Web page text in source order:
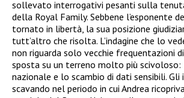
sollevato interrogativi pesanti sulla
della Royal Family. Sebbene l’esponente
tornato in libertà, la sua posizione
tutt’altro che risolta. L’indagine che lo
non riguarda solo vecchie frequentazioni
sposta su un terreno molto più scivoloso:
nazionale e lo scambio di dati sensibili. Gli
scavando nel periodo in cui Andrea